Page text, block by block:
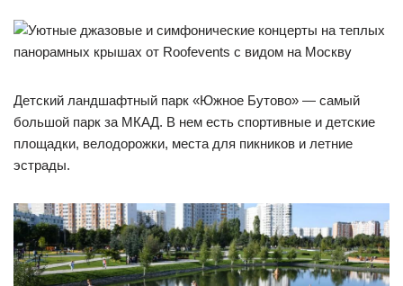
Детский ландшафтный парк «Южное Бутово» — самый
большой парк за МКАД. В нем есть спортивные и детские
площадки, велодорожки, места для пикников и летние
эстрады.